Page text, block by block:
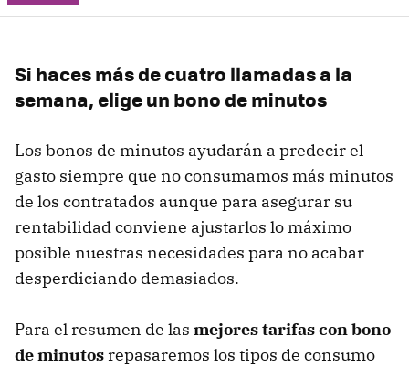
Si haces más de cuatro llamadas a la
semana, elige un bono de minutos
Los bonos de minutos ayudarán a predecir el
gasto siempre que no consumamos más minutos
de los contratados aunque para asegurar su
rentabilidad conviene ajustarlos lo máximo
posible nuestras necesidades para no acabar
desperdiciando demasiados.
Para el resumen de las mejores tarifas con bono
de minutos repasaremos los tipos de consumo